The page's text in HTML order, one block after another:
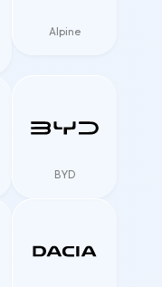
Alpine
BYD